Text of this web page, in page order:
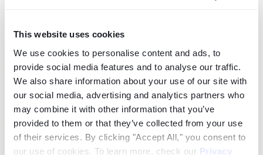
This website uses cookies
We use cookies to personalise content and ads, to
provide social media features and to analyse our traffic.
We also share information about your use of our site with
our social media, advertising and analytics partners who
may combine it with other information that you’ve
provided to them or that they’ve collected from your use
of their services. By clicking "Accept All," you consent to
our use of cookies. To learn more, check our Privacy